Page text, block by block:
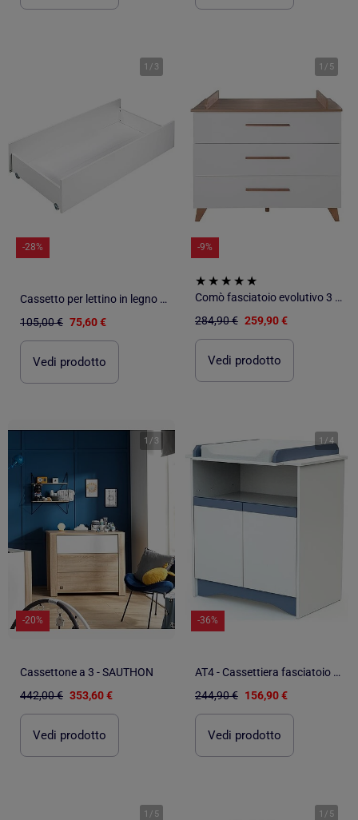
1 / 3
-28%
Cassetto per lettino in legno - BABYPRICE
105,00 € 75,60 €
Vedi prodotto
1 / 5
-9%
Comò fasciatoio evolutivo 3 cassetti in legno – ROBA "Ole
284,90 € 259,90 €
Vedi prodotto
1 / 3
-20%
Cassettone a 3 - SAUTHON
442,00 € 353,60 €
Vedi prodotto
1 /4
-36%
AT4 - Cassettiera fasciatoio 2 ante COTILLON legno - Bianco/Blu - 79 x 65,5 x 94 cm
244,90 € 156,90 €
Vedi prodotto
1 / 5 1 / 5